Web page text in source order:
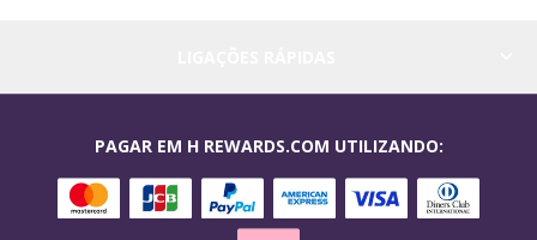
PAGAR EM H REWARDS.COM UTILIZANDO: